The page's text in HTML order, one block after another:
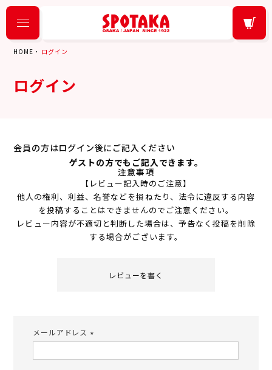
HOME ログイン
ログイン
会員の方はログイン後にご記入ください
ゲストの方でもご記入できます。
注意事項
【レビュー記入時のご注意】
他人の権利、利益、名誉などを損ねたり、法令に違反する内容
を投稿することはできませんのでご注意ください。
レビュー内容が不適切と判断した場合は、予告なく投稿を削除
する場合がございます。
レビューを書く
メールアドレス
須)